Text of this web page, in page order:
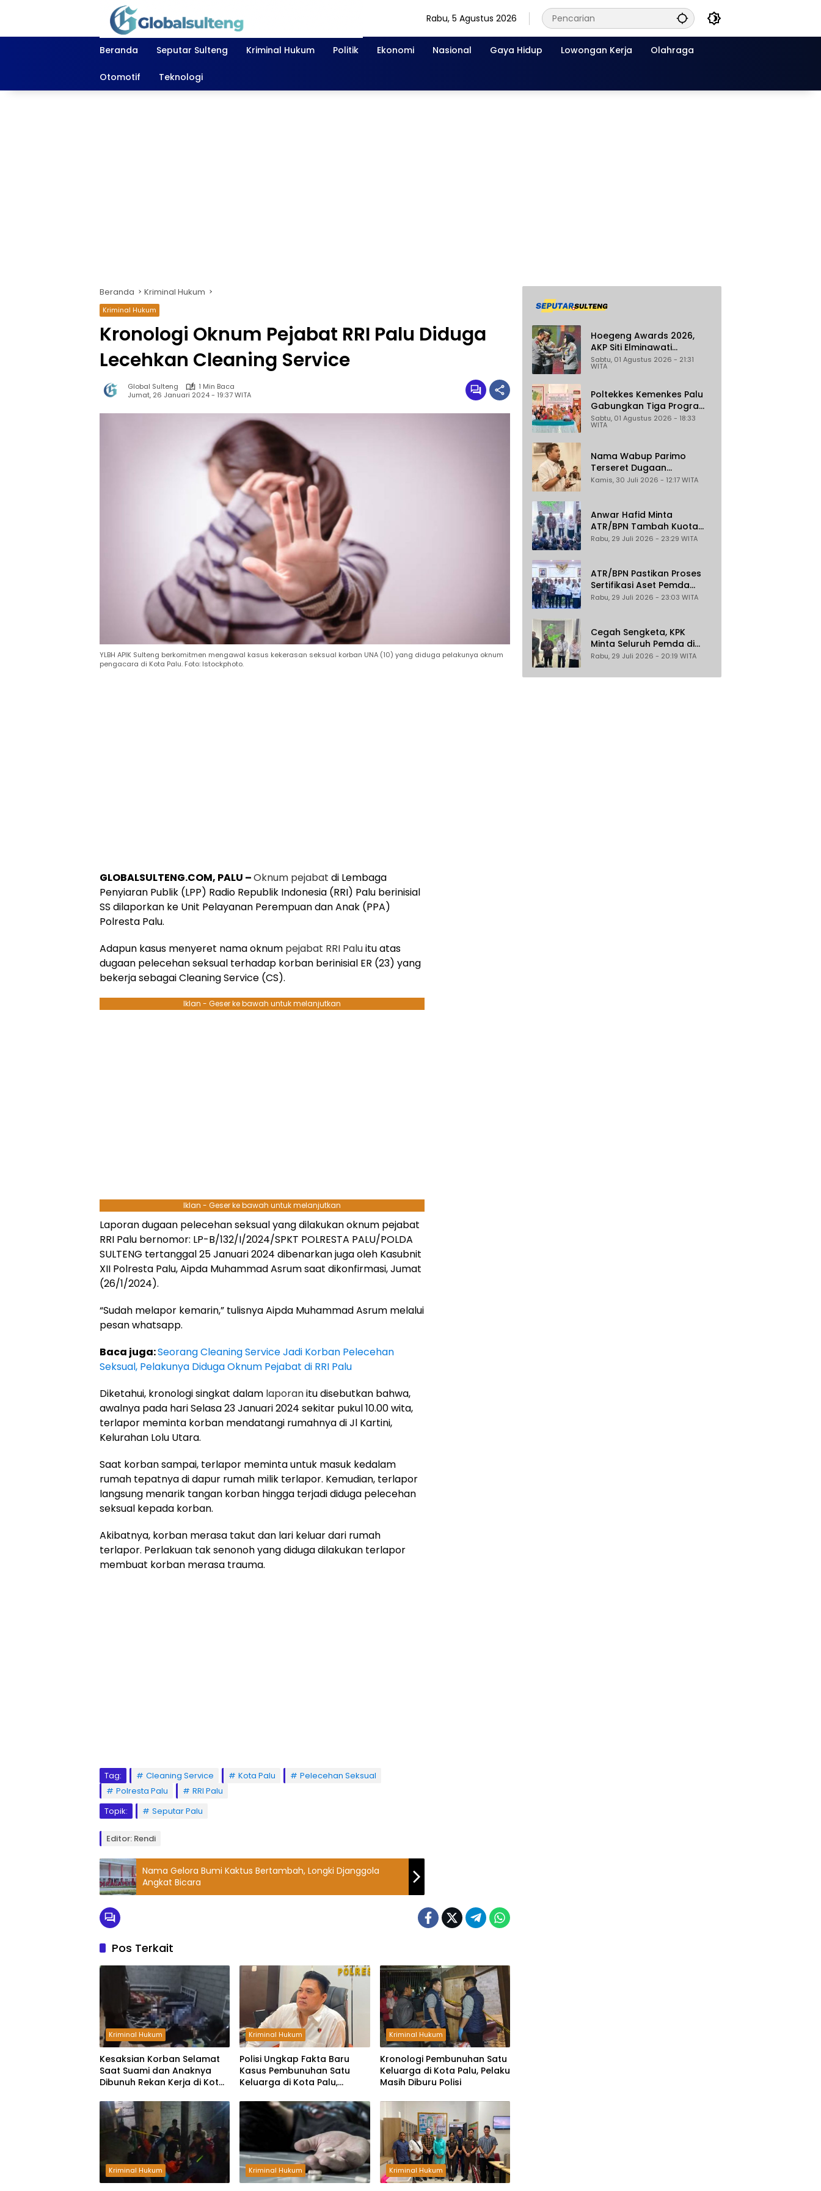
Rabu, 5 Agustus 2026
Beranda Seputar Sulteng Kriminal Hukum Politik Ekonomi Nasional Gaya Hidup Lowongan Kerja Olahraga
Otomotif Teknologi
Beranda Kriminal Hukum
Kriminal Hukum
Kronologi Oknum Pejabat RRI Palu Diduga
Lecehkan Cleaning Service
Global Sulteng
1 Min Baca
Jumat, 26 Januari 2024 - 19:37 WITA
YLBH APIK Sulteng berkomitmen mengawal kasus kekerasan seksual korban UNA (10) yang diduga pelakunya oknum
pengacara di Kota Palu. Foto: Istockphoto.
GLOBALSULTENG.COM, PALU –Oknum pejabat di Lembaga
Penyiaran Publik (LPP) Radio Republik Indonesia (RRI) Palu berinisial
SS dilaporkan ke Unit Pelayanan Perempuan dan Anak (PPA)
Polresta Palu.
Adapun kasus menyeret nama oknum pejabat RRI Paluitu atas
dugaan pelecehan seksual terhadap korban berinisial ER (23) yang
bekerja sebagai Cleaning Service (CS).
Iklan - Geser ke bawah untuk melanjutkan
Iklan - Geser ke bawah untuk melanjutkan
Laporan dugaan pelecehan seksual yang dilakukan oknum pejabat
RRI Palu bernomor: LP-B/132/I/2024/SPKT POLRESTA PALU/POLDA
SULTENG tertanggal 25 Januari 2024 dibenarkan juga oleh Kasubnit
XII Polresta Palu, Aipda Muhammad Asrum saat dikonfirmasi, Jumat
(26/1/2024).
“Sudah melapor kemarin,” tulisnya Aipda Muhammad Asrum melalui
pesan whatsapp.
Baca juga:Seorang Cleaning Service Jadi Korban Pelecehan
Seksual, Pelakunya Diduga Oknum Pejabat di RRI Palu
Diketahui, kronologi singkat dalam laporanitu disebutkan bahwa,
awalnya pada hari Selasa 23 Januari 2024 sekitar pukul 10.00 wita,
terlapor meminta korban mendatangi rumahnya di Jl Kartini,
Kelurahan Lolu Utara.
Saat korban sampai, terlapor meminta untuk masuk kedalam
rumah tepatnya di dapur rumah milik terlapor. Kemudian, terlapor
langsung menarik tangan korban hingga terjadi diduga pelecehan
seksual kepada korban.
Akibatnya, korban merasa takut dan lari keluar dari rumah
terlapor. Perlakuan tak senonoh yang diduga dilakukan terlapor
membuat korban merasa trauma.
Tag: Cleaning Service Kota Palu
Pelecehan Seksual
Polresta Palu
RRI Palu
Topik:
Seputar Palu
Editor: Rendi
Nama Gelora Bumi Kaktus Bertambah, Longki Djanggola
Angkat Bicara
Pos Terkait
Kriminal Hukum
Kesaksian Korban Selamat
Saat Suami dan Anaknya
Dibunuh Rekan Kerja di Kota
Kriminal Hukum
Polisi Ungkap Fakta Baru
Kasus Pembunuhan Satu
Keluarga di Kota Palu,
Kriminal Hukum
Kronologi Pembunuhan Satu
Keluarga di Kota Palu, Pelaku
Masih Diburu Polisi
Kriminal Hukum Kriminal Hukum Kriminal Hukum
Hoegeng Awards 2026,
AKP Siti Elminawati
Dinobatkan sebagai Polisi
Pelindung Perempuan dan
Sabtu, 01 Agustus 2026 - 21:31
WITA
Poltekkes Kemenkes Palu
Gabungkan Tiga Program
Percepat Pencegahan
Stunting di Donggala
Sabtu, 01 Agustus 2026 - 18:33
WITA
Nama Wabup Parimo
Terseret Dugaan
Reklamasi Ilegal di
Penanganan Kasus ke
Penyidikan
Kamis, 30 Juli 2026 - 12:17 WITA
Anwar Hafid Minta
ATR/BPN Tambah Kuota
Program Sertifikasi Tanah
Rabu, 29 Juli 2026 - 23:29 WITA
ATR/BPN Pastikan Proses
Sertifikasi Aset Pemda
Gratis
Rabu, 29 Juli 2026 - 23:03 WITA
Cegah Sengketa, KPK
Minta Seluruh Pemda di
Sulteng Percepat
Daerah
Rabu, 29 Juli 2026 - 20:19 WITA